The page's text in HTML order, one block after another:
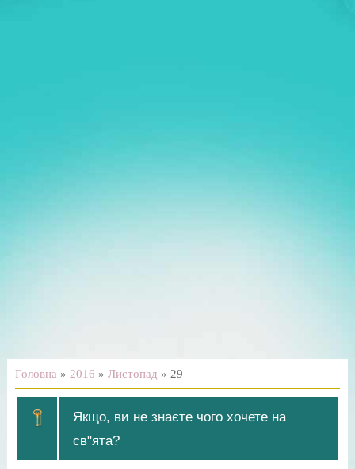
Головна » 2016 » Листопад » 29
Якщо, ви не знаєте чого хочете на
св"ята?